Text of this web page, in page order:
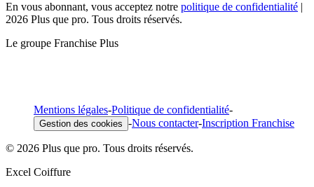
En vous abonnant, vous acceptez notre politique de confidentialité |
2026 Plus que pro. Tous droits réservés.
Le groupe Franchise Plus
Mentions légales-Politique de confidentialité-
Gestion des cookies -Nous contacter-Inscription Franchise
© 2026 Plus que pro. Tous droits réservés.
Excel Coiffure